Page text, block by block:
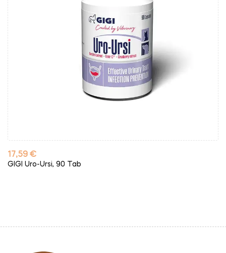
Kaina
17,59 €
GIGI Uro-Ursi, 90 Tab